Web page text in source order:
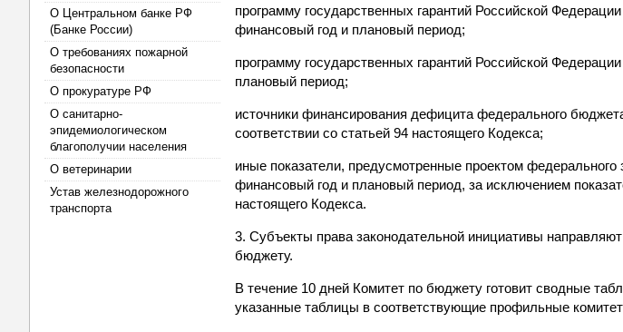
О Центральном банке РФ
(Банке России)
О требованиях пожарной
безопасности
О прокуратуре РФ
О санитарно-
эпидемиологическом
благополучии населения
О ветеринарии
Устав железнодорожного
транспорта
программу государственных гарантий Российской
финансовый год и плановый период;
программу государственных гарантий Российской
плановый период;
источники финансирования дефицита федерального
соответствии со статьей 94 настоящего Кодекса;
иные показатели, предусмотренные проектом
финансовый год и плановый период, за исключением
настоящего Кодекса.
3. Субъекты права законодательной инициативы
бюджету.
В течение 10 дней Комитет по бюджету готовит сводные
указанные таблицы в соответствующие профильные